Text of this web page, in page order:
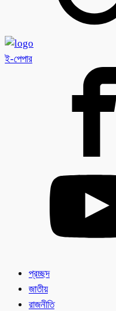
ই-পেপার
প্রচ্ছদ
জাতীয়
রাজনীতি